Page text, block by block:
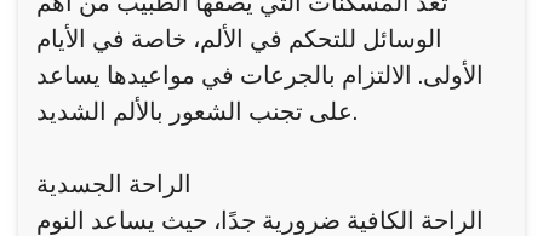
الوسائل للتحكم في الألم، خاصة في الأيام
الأولى. الالتزام بالجرعات في مواعيدها يساعد
على تجنب الشعور بالألم الشديد.
الراحة الجسدية
الراحة الكافية ضرورية جدًا، حيث يساعد النوم